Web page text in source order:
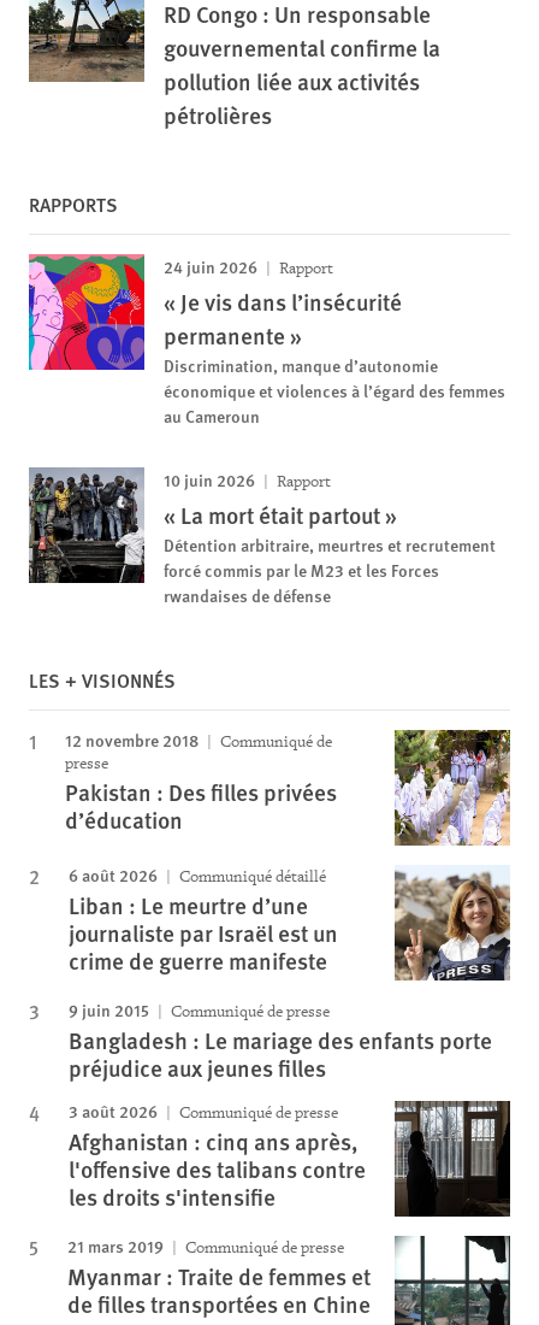
RD Congo : Un responsable
gouvernemental confirme la
pollution liée aux activités
pétrolières
RAPPORTS
24 juin 2026 Rapport
« Je vis dans l’insécurité
permanente »
Discrimination, manque d’autonomie
économique et violences à l’égard des femmes
au Cameroun
10 juin 2026 Rapport
« La mort était partout »
Détention arbitraire, meurtres et recrutement
forcé commis par le M23 et les Forces
rwandaises de défense
LES + VISIONNÉS
12 novembre 2018
Communiqué de
presse
Pakistan : Des filles privées
d’éducation
6 août 2026 Communiqué détaillé
Liban : Le meurtre d’une
journaliste par Israël est un
crime de guerre manifeste
9 juin 2015 Communiqué de presse
Bangladesh : Le mariage des enfants porte
préjudice aux jeunes filles
3 août 2026 Communiqué de presse
Afghanistan : cinq ans après,
l'offensive des talibans contre
les droits s'intensifie
21 mars 2019 Communiqué de presse
Myanmar : Traite de femmes et
de filles transportées en Chine